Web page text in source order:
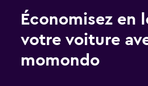
Économisez en
votre voiture
momondo